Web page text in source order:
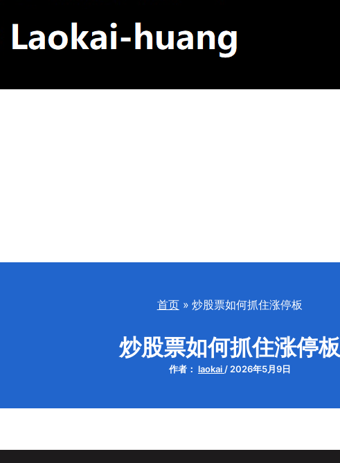
首页 炒股票如何抓住涨停板
炒股票如何抓住涨停板
作者： laokai / 2026年5月9日